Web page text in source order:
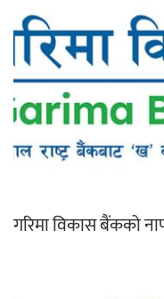
गरिमा विकास बैंकको